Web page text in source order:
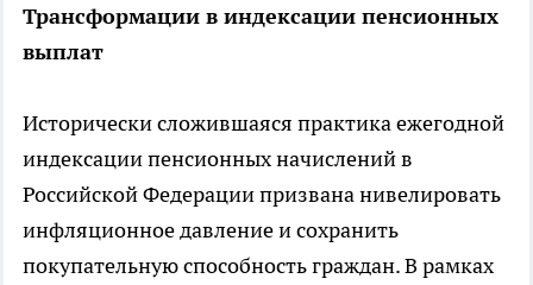
Трансформации в индексации пенсионных
выплат
Исторически сложившаяся практика ежегодной
индексации пенсионных начислений в
Российской Федерации призвана нивелировать
инфляционное давление и сохранить
покупательную способность граждан. В рамках